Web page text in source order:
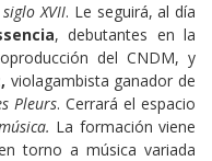
XVII. Le seguirá, al día
, debutantes en la
del CNDM, y
violagambista ganador de
Pleurs. Cerrará el espacio
La formación viene
torno a música variada